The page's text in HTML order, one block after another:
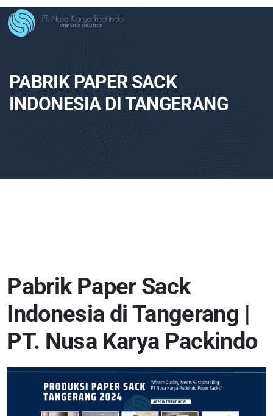
PABRIK PAPER SACK
INDONESIA DI TANGERANG
Pabrik Paper Sack
Indonesia di Tangerang |
PT. Nusa Karya Packindo